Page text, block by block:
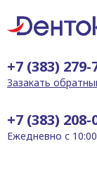
+7 (383) 279-
Зазакать
+7 (383) 208-
Ежедневно с